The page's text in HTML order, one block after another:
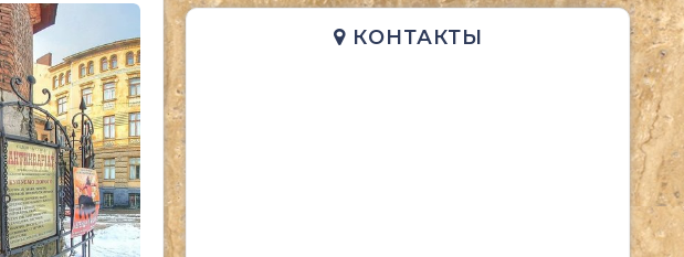
КОНТАКТЫ